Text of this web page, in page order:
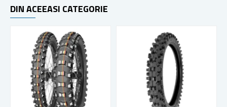
DIN ACEEASI CATEGORIE